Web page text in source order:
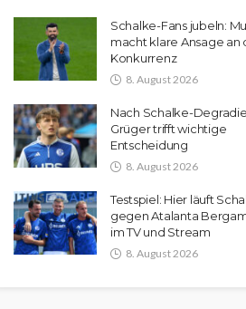
Schalke-Fans jubeln:
macht klare Ansage an
Konkurrenz
8. August 2026
Nach Schalke-
Grüger trifft wichtige
Entscheidung
8. August 2026
Testspiel: Hier läuft
gegen Atalanta
im TV und Stream
8. August 2026